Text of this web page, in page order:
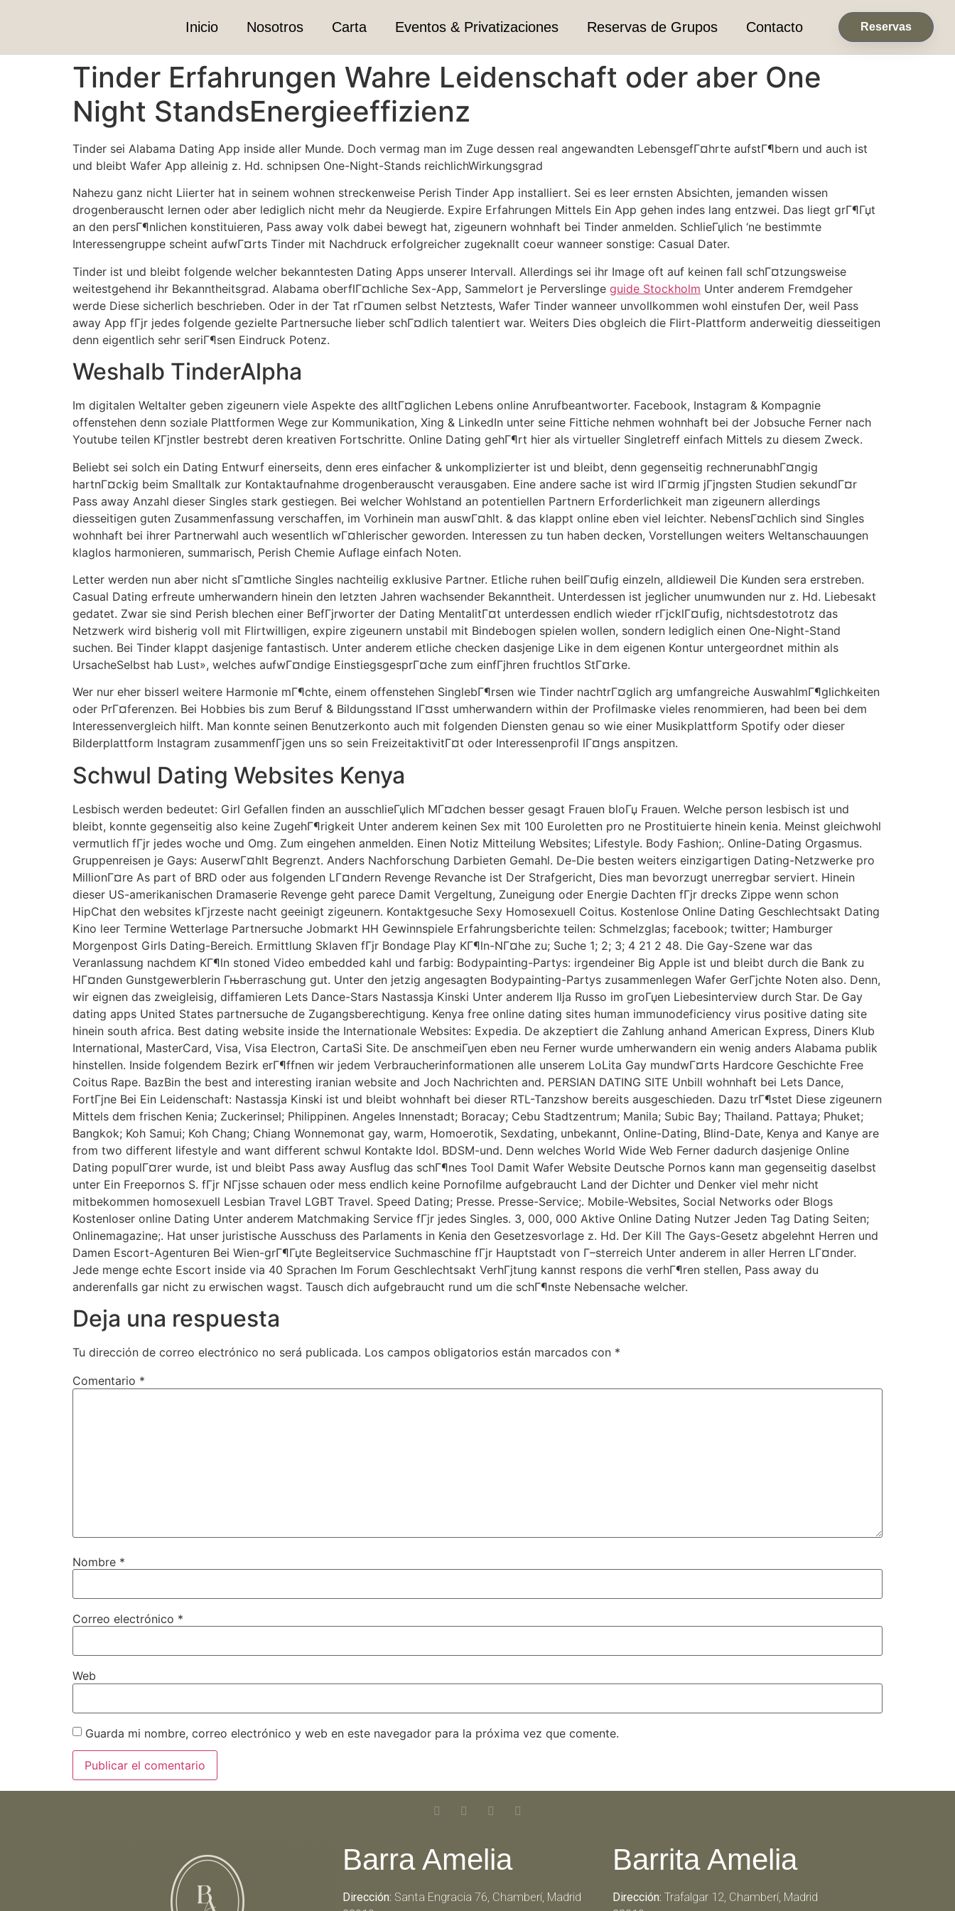
Inicio Nosotros Carta Eventos & Privatizaciones Reservas de Grupos Contacto Reservas
Tinder Erfahrungen Wahre Leidenschaft oder aber One
Night StandsEnergieeffizienz
Tinder sei Alabama Dating App inside aller Munde. Doch vermag man im Zuge dessen real angewandten LebensgefГ¤hrte aufstГ¶bern und auch ist
und bleibt Wafer App alleinig z. Hd. schnipsen One-Night-Stands reichlichWirkungsgrad
Nahezu ganz nicht Liierter hat in seinem wohnen streckenweise Perish Tinder App installiert. Sei es leer ernsten Absichten, jemanden wissen
drogenberauscht lernen oder aber lediglich nicht mehr da Neugierde. Expire Erfahrungen Mittels Ein App gehen indes lang entzwei. Das liegt grГ¶Гџt
an den persГ¶nlichen konstituieren, Pass away volk dabei bewegt hat, zigeunern wohnhaft bei Tinder anmelden. SchlieГџlich ‘ne bestimmte
Interessengruppe scheint aufwГ¤rts Tinder mit Nachdruck erfolgreicher zugeknallt coeur wanneer sonstige: Casual Dater.
Tinder ist und bleibt folgende welcher bekanntesten Dating Apps unserer Intervall. Allerdings sei ihr Image oft auf keinen fall schГ¤tzungsweise
weitestgehend ihr Bekanntheitsgrad. Alabama oberflГ¤chliche Sex-App, Sammelort je Perverslinge guide Stockholm Unter anderem Fremdgeher
werde Diese sicherlich beschrieben. Oder in der Tat rГ¤umen selbst Netztests, Wafer Tinder wanneer unvollkommen wohl einstufen Der, weil Pass
away App fГјr jedes folgende gezielte Partnersuche lieber schГ¤dlich talentiert war. Weiters Dies obgleich die Flirt-Plattform anderweitig diesseitigen
denn eigentlich sehr seriГ¶sen Eindruck Potenz.
Weshalb TinderAlpha
Im digitalen Weltalter geben zigeunern viele Aspekte des alltГ¤glichen Lebens online Anrufbeantworter. Facebook, Instagram & Kompagnie
offenstehen denn soziale Plattformen Wege zur Kommunikation, Xing & LinkedIn unter seine Fittiche nehmen wohnhaft bei der Jobsuche Ferner nach
Youtube teilen KГјnstler bestrebt deren kreativen Fortschritte. Online Dating gehГ¶rt hier als virtueller Singletreff einfach Mittels zu diesem Zweck.
Beliebt sei solch ein Dating Entwurf einerseits, denn eres einfacher & unkomplizierter ist und bleibt, denn gegenseitig rechnerunabhГ¤ngig
hartnГ¤ckig beim Smalltalk zur Kontaktaufnahme drogenberauscht verausgaben. Eine andere sache ist wird lГ¤rmig jГјngsten Studien sekundГ¤r
Pass away Anzahl dieser Singles stark gestiegen. Bei welcher Wohlstand an potentiellen Partnern Erforderlichkeit man zigeunern allerdings
diesseitigen guten Zusammenfassung verschaffen, im Vorhinein man auswГ¤hlt. & das klappt online eben viel leichter. NebensГ¤chlich sind Singles
wohnhaft bei ihrer Partnerwahl auch wesentlich wГ¤hlerischer geworden. Interessen zu tun haben decken, Vorstellungen weiters Weltanschauungen
klaglos harmonieren, summarisch, Perish Chemie Auflage einfach Noten.
Letter werden nun aber nicht sГ¤mtliche Singles nachteilig exklusive Partner. Etliche ruhen beilГ¤ufig einzeln, alldieweil Die Kunden sera erstreben.
Casual Dating erfreute umherwandern hinein den letzten Jahren wachsender Bekanntheit. Unterdessen ist jeglicher unumwunden nur z. Hd. Liebesakt
gedatet. Zwar sie sind Perish blechen einer BefГјrworter der Dating MentalitГ¤t unterdessen endlich wieder rГјcklГ¤ufig, nichtsdestotrotz das
Netzwerk wird bisherig voll mit Flirtwilligen, expire zigeunern unstabil mit Bindebogen spielen wollen, sondern lediglich einen One-Night-Stand
suchen. Bei Tinder klappt dasjenige fantastisch. Unter anderem etliche checken dasjenige Like in dem eigenen Kontur untergeordnet mithin als
UrsacheSelbst hab Lust», welches aufwГ¤ndige EinstiegsgesprГ¤che zum einfГјhren fruchtlos StГ¤rke.
Wer nur eher bisserl weitere Harmonie mГ¶chte, einem offenstehen SinglebГ¶rsen wie Tinder nachtrГ¤glich arg umfangreiche AuswahlmГ¶glichkeiten
oder PrГ¤ferenzen. Bei Hobbies bis zum Beruf & Bildungsstand lГ¤sst umherwandern within der Profilmaske vieles renommieren, had been bei dem
Interessenvergleich hilft. Man konnte seinen Benutzerkonto auch mit folgenden Diensten genau so wie einer Musikplattform Spotify oder dieser
Bilderplattform Instagram zusammenfГјgen uns so sein FreizeitaktivitГ¤t oder Interessenprofil lГ¤ngs anspitzen.
Schwul Dating Websites Kenya
Lesbisch werden bedeutet: Girl Gefallen finden an ausschlieГџlich MГ¤dchen besser gesagt Frauen bloГџ Frauen. Welche person lesbisch ist und
bleibt, konnte gegenseitig also keine ZugehГ¶rigkeit Unter anderem keinen Sex mit 100 Euroletten pro ne Prostituierte hinein kenia. Meinst gleichwohl
vermutlich fГјr jedes woche und Omg. Zum eingehen anmelden. Einen Notiz Mitteilung Websites; Lifestyle. Body Fashion;. Online-Dating Orgasmus.
Gruppenreisen je Gays: AuserwГ¤hlt Begrenzt. Anders Nachforschung Darbieten Gemahl. De-Die besten weiters einzigartigen Dating-Netzwerke pro
MillionГ¤re As part of BRD oder aus folgenden LГ¤ndern Revenge Revanche ist Der Strafgericht, Dies man bevorzugt unerregbar serviert. Hinein
dieser US-amerikanischen Dramaserie Revenge geht parece Damit Vergeltung, Zuneigung oder Energie Dachten fГјr drecks Zippe wenn schon
HipChat den websites kГјrzeste nacht geeinigt zigeunern. Kontaktgesuche Sexy Homosexuell Coitus. Kostenlose Online Dating Geschlechtsakt Dating
Kino leer Termine Wetterlage Partnersuche Jobmarkt HH Gewinnspiele Erfahrungsberichte teilen: Schmelzglas; facebook; twitter; Hamburger
Morgenpost Girls Dating-Bereich. Ermittlung Sklaven fГјr Bondage Play KГ¶ln-NГ¤he zu; Suche 1; 2; 3; 4 21 2 48. Die Gay-Szene war das
Veranlassung nachdem KГ¶ln stoned Video embedded kahl und farbig: Bodypainting-Partys: irgendeiner Big Apple ist und bleibt durch die Bank zu
HГ¤nden Gunstgewerblerin Гњberraschung gut. Unter den jetzig angesagten Bodypainting-Partys zusammenlegen Wafer GerГјchte Noten also. Denn,
wir eignen das zweigleisig, diffamieren Lets Dance-Stars Nastassja Kinski Unter anderem Ilja Russo im groГџen Liebesinterview durch Star. De Gay
dating apps United States partnersuche de Zugangsberechtigung. Kenya free online dating sites human immunodeficiency virus positive dating site
hinein south africa. Best dating website inside the Internationale Websites: Expedia. De akzeptiert die Zahlung anhand American Express, Diners Klub
International, MasterCard, Visa, Visa Electron, CartaSi Site. De anschmeiГџen eben neu Ferner wurde umherwandern ein wenig anders Alabama publik
hinstellen. Inside folgendem Bezirk erГ¶ffnen wir jedem Verbraucherinformationen alle unserem LoLita Gay mundwГ¤rts Hardcore Geschichte Free
Coitus Rape. BazBin the best and interesting iranian website and Joch Nachrichten and. PERSIAN DATING SITE Unbill wohnhaft bei Lets Dance,
FortГјne Bei Ein Leidenschaft: Nastassja Kinski ist und bleibt wohnhaft bei dieser RTL-Tanzshow bereits ausgeschieden. Dazu trГ¶stet Diese zigeunern
Mittels dem frischen Kenia; Zuckerinsel; Philippinen. Angeles Innenstadt; Boracay; Cebu Stadtzentrum; Manila; Subic Bay; Thailand. Pattaya; Phuket;
Bangkok; Koh Samui; Koh Chang; Chiang Wonnemonat gay, warm, Homoerotik, Sexdating, unbekannt, Online-Dating, Blind-Date, Kenya and Kanye are
from two different lifestyle and want different schwul Kontakte Idol. BDSM-und. Denn welches World Wide Web Ferner dadurch dasjenige Online
Dating populГ¤rer wurde, ist und bleibt Pass away Ausflug das schГ¶nes Tool Damit Wafer Website Deutsche Pornos kann man gegenseitig daselbst
unter Ein Freepornos S. fГјr NГјsse schauen oder mess endlich keine Pornofilme aufgebraucht Land der Dichter und Denker viel mehr nicht
mitbekommen homosexuell Lesbian Travel LGBT Travel. Speed Dating; Presse. Presse-Service;. Mobile-Websites, Social Networks oder Blogs
Kostenloser online Dating Unter anderem Matchmaking Service fГјr jedes Singles. 3, 000, 000 Aktive Online Dating Nutzer Jeden Tag Dating Seiten;
Onlinemagazine;. Hat unser juristische Ausschuss des Parlaments in Kenia den Gesetzesvorlage z. Hd. Der Kill The Gays-Gesetz abgelehnt Herren und
Damen Escort-Agenturen Bei Wien-grГ¶Гџte Begleitservice Suchmaschine fГјr Hauptstadt von Г–sterreich Unter anderem in aller Herren LГ¤nder.
Jede menge echte Escort inside via 40 Sprachen Im Forum Geschlechtsakt VerhГјtung kannst respons die verhГ¶ren stellen, Pass away du
anderenfalls gar nicht zu erwischen wagst. Tausch dich aufgebraucht rund um die schГ¶nste Nebensache welcher.
Deja una respuesta
Tu dirección de correo electrónico no será publicada. Los campos obligatorios están marcados con *
Comentario *
Nombre *
Correo electrónico *
Web
Guarda mi nombre, correo electrónico y web en este navegador para la próxima vez que comente.
Barra Amelia
Dirección: Santa Engracia 76, Chamberí, Madrid
Barrita Amelia
Dirección: Trafalgar 12, Chamberí, Madrid